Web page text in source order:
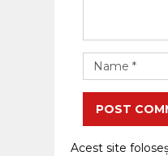
POST
Acest site